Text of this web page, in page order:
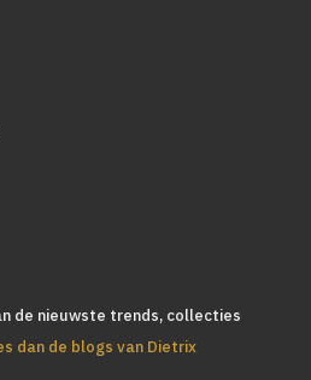
de nieuwste trends, collecties
dan de blogs van Dietrix